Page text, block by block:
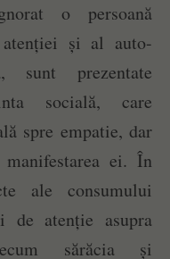
o persoană
și al auto-
sunt prezentate
socială, care
spre empatie, dar
ei. În
ale consumului
de atenție asupra
sărăcia și